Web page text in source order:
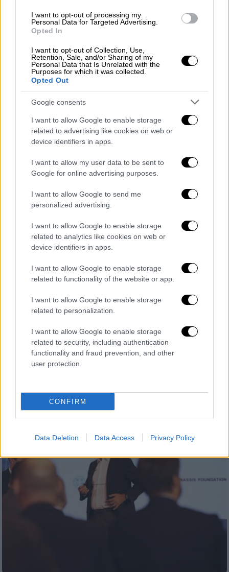
I want to opt-out of processing my
Personal Data for Targeted Advertising.
Opted In
I want to opt-out of Collection, Use,
Retention, Sale, and/or Sharing of my
Personal Data that Is Unrelated with the
Purposes for which it was collected.
Opted Out
Google consents
I want to allow Google to enable storage
related to advertising like cookies on web or
device identifiers in apps.
I want to allow my user data to be sent to
Google for online advertising purposes.
I want to allow Google to send me
personalized advertising.
I want to allow Google to enable storage
related to analytics like cookies on web or
device identifiers in apps.
I want to allow Google to enable storage
related to functionality of the website or app.
I want to allow Google to enable storage
related to personalization.
I want to allow Google to enable storage
related to security, including authentication
functionality and fraud prevention, and other
user protection.
CONFIRM
Data Deletion Data Access Privacy Policy
Τηλεόραση | 05.09.2025 23:00
Η Σόφι Τέρνερ θα είναι η νέα Λάρα
Κροφτ στη σειρά «Tomb Raider» του
Amazon
Τα γυρίσματα της σειράς έχουν
προγραμματιστεί να ξεκινήσουν στις 19
Ιανουαρίου 2026
Ελλάδα|05.09.2025 22:55
Νοσοκομείο ΕΛΠΙΣ: Λήξη συναγερμού για
τον άνδρα που απειλούσε να πέσει στο
κενό
ψυχίατρο